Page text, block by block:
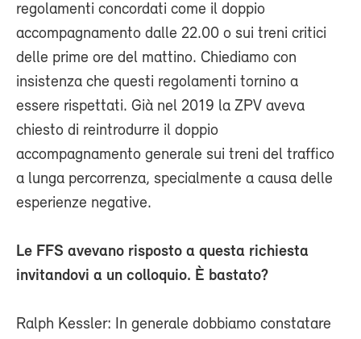
regolamenti concordati come il doppio
accompagnamento dalle 22.00 o sui treni critici
delle prime ore del mattino. Chiediamo con
insistenza che questi regolamenti tornino a
essere rispettati. Già nel 2019 la ZPV aveva
chiesto di reintrodurre il doppio
accompagnamento generale sui treni del traffico
a lunga percorrenza, specialmente a causa delle
esperienze negative.
Le FFS avevano risposto a questa richiesta
invitandovi a un colloquio. È bastato?
Ralph Kessler: In generale dobbiamo constatare